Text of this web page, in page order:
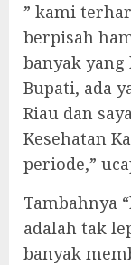
” kami
berpisah
banyak
Bupati, ada
Riau dan
Kesehatan
periode,”
Tambahnya
adalah tak
banyak